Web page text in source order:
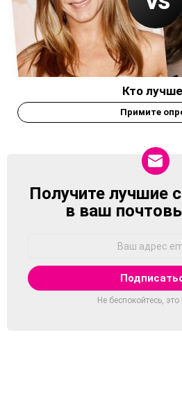
Кто
Примите
NEWSLETTER
Получите лучшие
в ваш
Не беспокойтесь,